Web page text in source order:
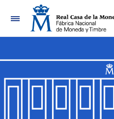
Navigation
Show/Hide